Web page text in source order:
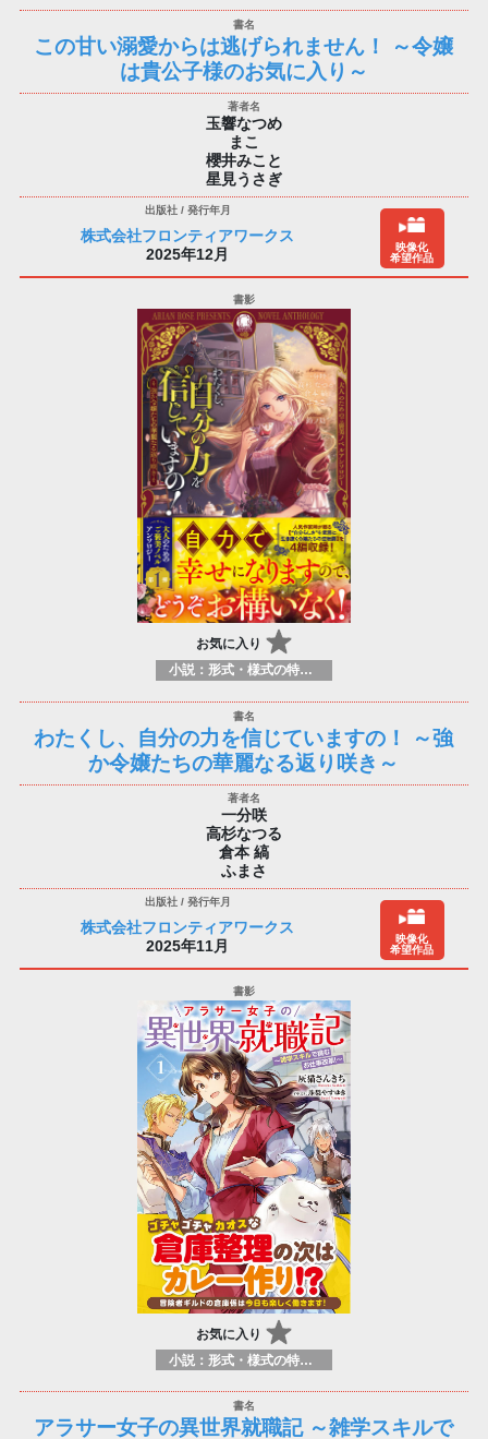
この甘い溺愛からは逃げられません！ ～令嬢
は貴公子様のお気に入り～
玉響なつめ
まこ
櫻井みこと
星見うさぎ
株式会社フロンティアワークス
2025年12月
映像化
希望作品
お気に入り
小説：形式・様式の特徴：ラノベ（ライトノベルズ）
わたくし、自分の力を信じていますの！ ～強
か令嬢たちの華麗なる返り咲き～
一分咲
高杉なつる
倉本 縞
ふまさ
株式会社フロンティアワークス
2025年11月
映像化
希望作品
お気に入り
小説：形式・様式の特徴：ラノベ（ライトノベルズ）
アラサー女子の異世界就職記 ～雑学スキルで